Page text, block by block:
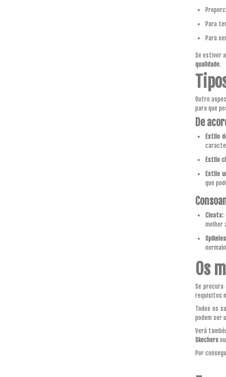
Para ter
Para
Se estiver
qualidade.
Outro
para que
De
Estilo
Estilo
Estilo
que
Cleats:
melhor
Os
Se
requisitos
Todos os
podem ser
Verá
Skechers ou
Por